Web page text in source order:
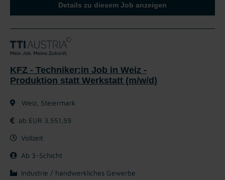
Details zu diesem Job anzeigen
KFZ - Techniker:in Job in Weiz -
Produktion statt Werkstatt (m/w/d)
Weiz, Steiermark
ab EUR 3.551,59
Vollzeit
Ab 3-Schicht
Industrie / handwerkliches Gewerbe